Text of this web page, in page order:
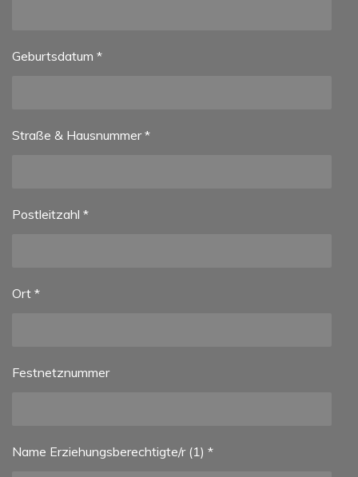
Geburtsdatum *
Straße & Hausnummer *
Postleitzahl *
Ort *
Festnetznummer
Name Erziehungsberechtigte/r (1) *